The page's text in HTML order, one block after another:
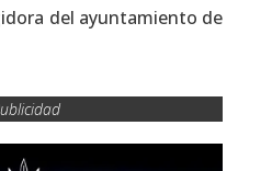
del ayuntamiento de